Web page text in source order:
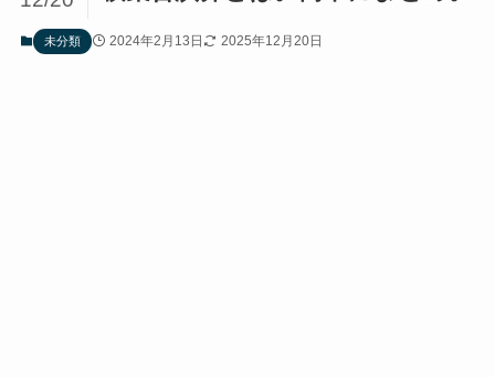
未分類 2024年2月13日 2025年12月20日